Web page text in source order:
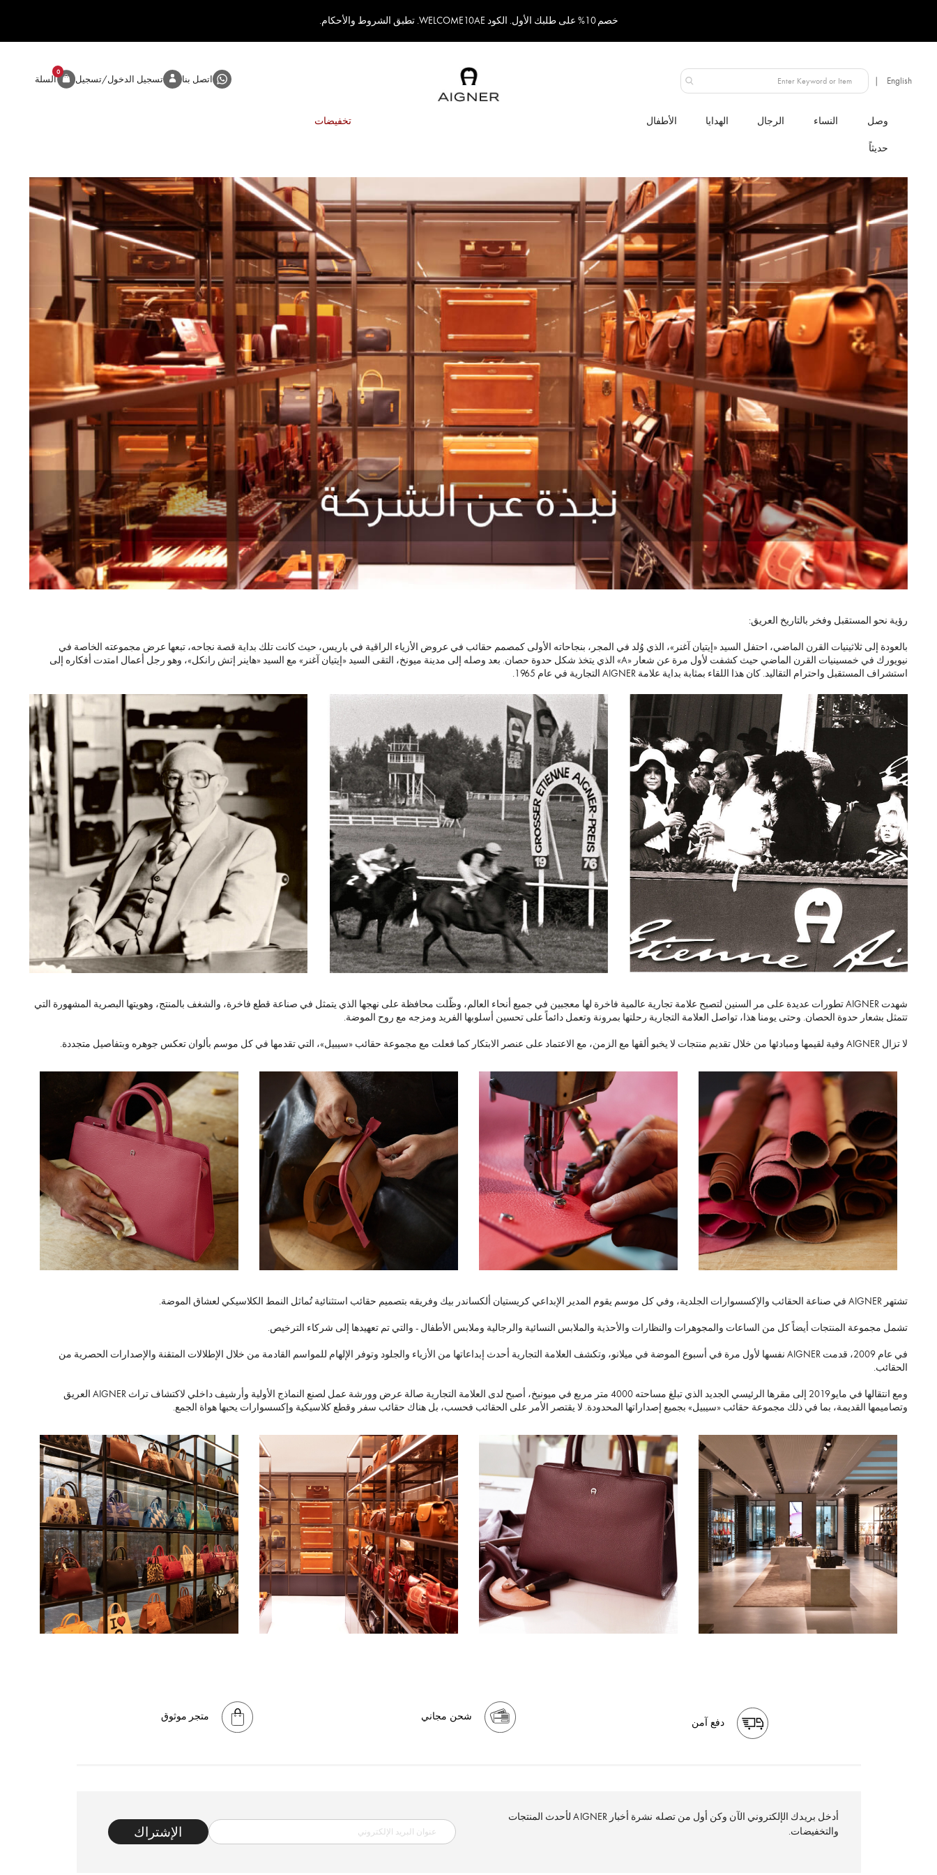
خصم 10% على طلبك الأول. الكود WELCOME10AE. تطبق الشروط والأحكام.
الإمارات العربية المتحدة اتصل بنا تسجيل الدخول/تسجيل السلة
0
المنتج
رؤية نحو المستقبل وفخر بالتاريخ العريق:
بالعودة إلى ثلاثينيات القرن الماضي، احتفل السيد «إيتيان آغنر»، الذي وُلد في المجر، بنجاحاته الأولى كمصمم حقائب في عروض الأزياء الراقية في باريس، حيث كانت تلك بداية قصة نجاحه، تبعها عرض مجموعته الخاصة في
نيويورك في خمسينيات القرن الماضي حيث كشفت لأول مرة عن شعار «A» الذي يتخذ شكل حدوة حصان. بعد وصله إلى مدينة ميونخ، التقى السيد «إيتيان آغنر» مع السيد «هاينر إتش رانكل»، وهو رجل أعمال امتدت أفكاره إلى
استشراف المستقبل واحترام التقاليد. كان هذا اللقاء بمثابة بداية علامة AIGNER التجارية في عام 1965.
شهدت AIGNER تطورات عديدة على مر السنين لتصبح علامة تجارية عالمية فاخرة لها معجبين في جميع أنحاء العالم، وظّلت محافظة على نهجها الذي يتمثل في صناعة قطع فاخرة، والشغف بالمنتج، وهويتها البصرية المشهورة التي
تتمثل بشعار حدوة الحصان. وحتى يومنا هذا، تواصل العلامة التجارية رحلتها بمرونة وتعمل دائماً على تحسين أسلوبها الفريد ومزجه مع روح الموضة.
لا تزال AIGNER وفية لقيمها ومبادئها من خلال تقديم منتجات لا يخبو ألقها مع الزمن، مع الاعتماد على عنصر الابتكار كما فعلت مع مجموعة حقائب «سيبيل»، التي تقدمها في كل موسم بألوان تعكس جوهره وبتفاصيل متجددة.
تشتهر AIGNER في صناعة الحقائب والإكسسوارات الجلدية، وفي كل موسم يقوم المدير الإبداعي كريستيان ألكساندر بيك وفريقه بتصميم حقائب استثنائية تُماثل النمط الكلاسيكي لعشاق الموضة.
تشمل مجموعة المنتجات أيضاً كل من الساعات والمجوهرات والنظارات والأحذية والملابس النسائية والرجالية وملابس الأطفال - والتي تم تعهيدها إلى شركاء الترخيص.
في عام 2009، قدمت AIGNER نفسها لأول مرة في أسبوع الموضة في ميلانو، وتكشف العلامة التجارية أحدث إبداعاتها من الأزياء والجلود وتوفر الإلهام للمواسم القادمة من خلال الإطلالات المتقنة والإصدارات الحصرية من
الحقائب.
ومع انتقالها في مايو 2019 إلى مقرها الرئيسي الجديد الذي تبلغ مساحته 4000 متر مربع في ميونيخ، أصبح لدى العلامة التجارية صالة عرض وورشة عمل لصنع النماذج الأولية وأرشيف داخلي لاكتشاف تراث AIGNER العريق
وتصاميمها القديمة، بما في ذلك مجموعة حقائب «سيبيل» بجميع إصداراتها المحدودة. لا يقتصر الأمر على الحقائب فحسب، بل هناك حقائب سفر وقطع كلاسيكية وإكسسوارات يحبها هواة الجمع.